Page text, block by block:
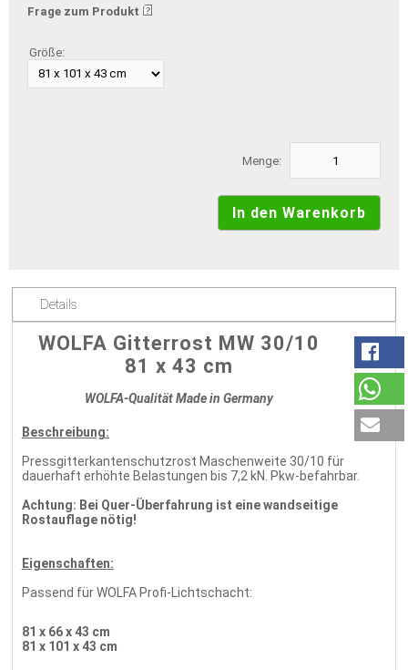
Frage zum Produkt
Größe:
Menge:
Details
WOLFA Gitterrost MW 30/10
81 x 43 cm
WOLFA-Qualität Made in Germany
Beschreibung:
Pressgitterkantenschutzrost Maschenweite 30/10 für
dauerhaft erhöhte Belastungen bis 7,2 kN. Pkw-befahrbar.
Achtung: Bei Quer-Überfahrung ist eine wandseitige
Rostauflage nötig!
Eigenschaften:
Passend für WOLFA Profi-Lichtschacht:
81 x 66 x 43 cm
81 x 101 x 43 cm